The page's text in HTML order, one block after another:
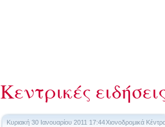
Κεντρικές
Κυριακή 30 Ιανουαρίου 2011 17:44Χιονοδρομικά